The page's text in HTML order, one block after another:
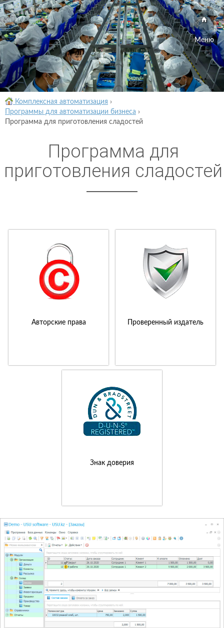
Меню
Комплексная автоматизация ›
Программы для автоматизации бизнеса ›
Программа для приготовления сладостей
Программа для
приготовления сладостей
Авторские права Проверенный издатель
Знак доверия